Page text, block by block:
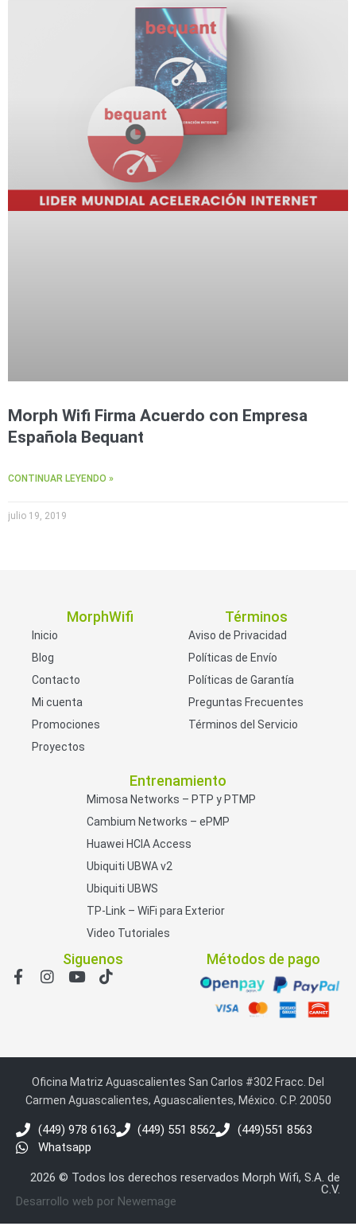
Morph Wifi Firma Acuerdo con Empresa
Española Bequant
CONTINUAR LEYENDO »
julio 19, 2019
MorphWifi
Inicio
Blog
Contacto
Mi cuenta
Promociones
Proyectos
Términos
Aviso de Privacidad
Políticas de Envío
Políticas de Garantía
Preguntas Frecuentes
Términos del Servicio
Entrenamiento
Mimosa Networks – PTP y PTMP
Cambium Networks – ePMP
Huawei HCIA Access
Ubiquiti UBWA v2
Ubiquiti UBWS
TP-Link – WiFi para Exterior
Video Tutoriales
Siguenos Métodos de pago
Oficina Matriz Aguascalientes San Carlos #302 Fracc. Del
Carmen Aguascalientes, Aguascalientes, México. C.P. 20050
(449) 978 6163 (449) 551 8562
(449)551 8563
Whatsapp
2026 © Todos los derechos reservados Morph Wifi, S.A. de
C.V.
Desarrollo web por Newemage